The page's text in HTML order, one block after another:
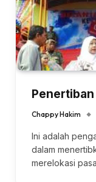
Penertiban
Chappy Hakim
Ini adalah
dalam
merelokasi